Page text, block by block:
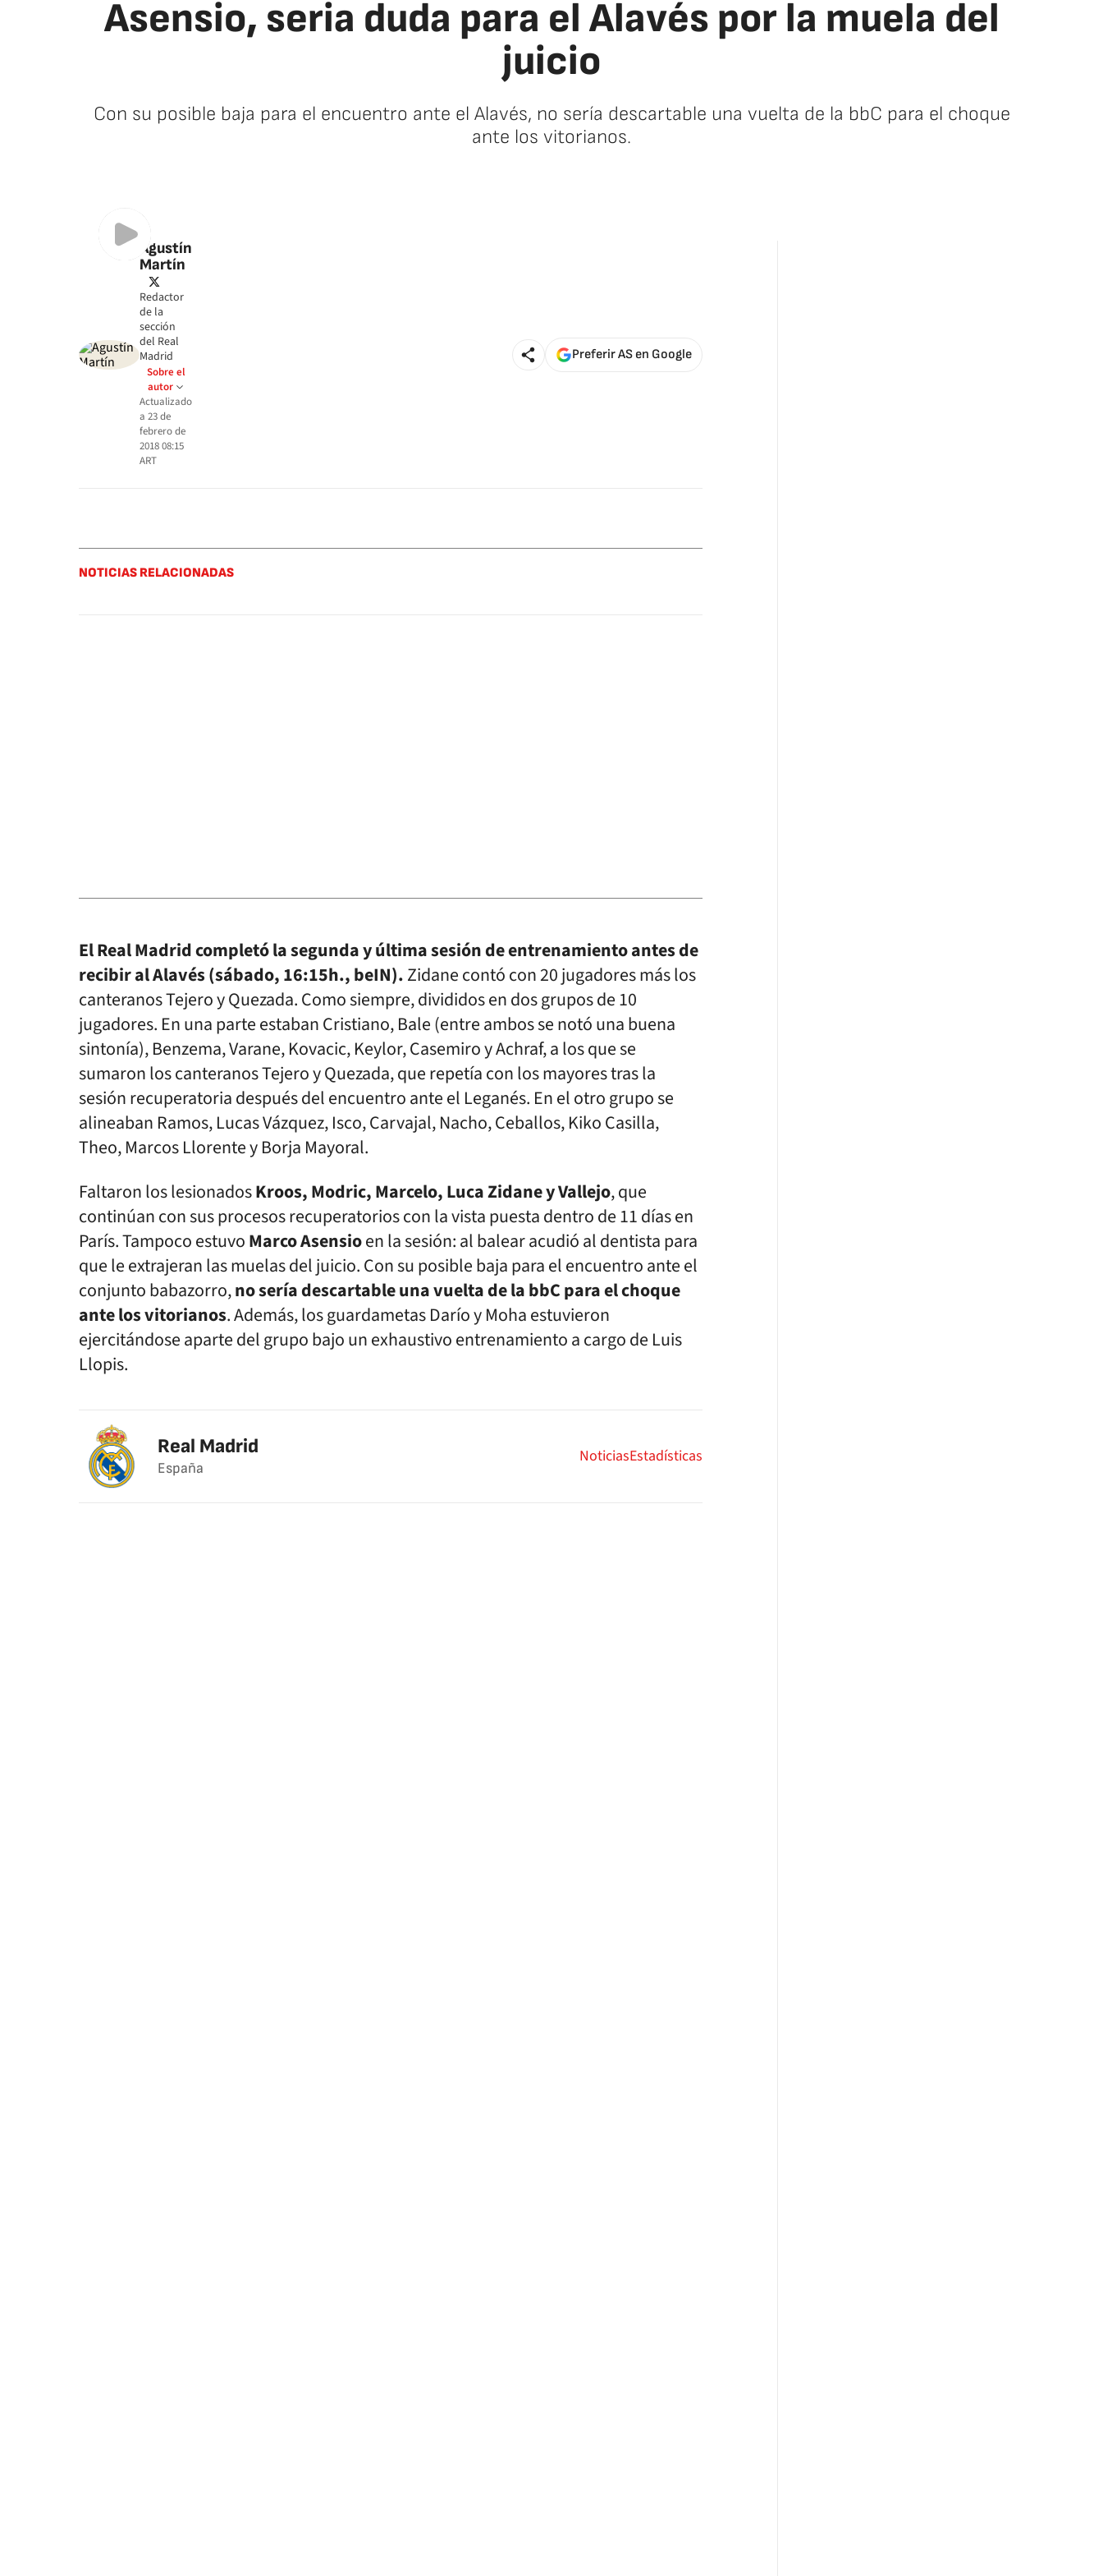
Asensio, seria duda para el Alavés por la muela del
juicio
Con su posible baja para el encuentro ante el Alavés, no sería descartable una vuelta de la bbC para el choque
ante los vitorianos.
Agustín
Martín
twitter
Redactor
de la
sección
del Real
Madrid
Sobre el
autor
Actualizado
a 23 de
febrero de
2018 08:15
ART
Preferir AS en Google
NOTICIAS RELACIONADAS
El Real Madrid completó la segunda y última sesión de entrenamiento antes de
recibir al Alavés (sábado, 16:15h., beIN).Zidane contó con 20 jugadores más los
canteranos Tejero y Quezada. Como siempre, divididos en dos grupos de 10
jugadores. En una parte estaban Cristiano, Bale (entre ambos se notó una buena
sintonía), Benzema, Varane, Kovacic, Keylor, Casemiro y Achraf, a los que se
sumaron los canteranos Tejero y Quezada, que repetía con los mayores tras la
sesión recuperatoria después del encuentro ante el Leganés. En el otro grupo se
alineaban Ramos, Lucas Vázquez, Isco, Carvajal, Nacho, Ceballos, Kiko Casilla,
Theo, Marcos Llorente y Borja Mayoral.
Faltaron los lesionadosKroos, Modric, Marcelo, Luca Zidane y Vallejo, que
continúan con sus procesos recuperatorios con la vista puesta dentro de 11 días en
París. Tampoco estuvoMarco Asensioen la sesión: al balear acudió al dentista para
que le extrajeran las muelas del juicio. Con su posible baja para el encuentro ante el
conjunto babazorro,no sería descartable una vuelta de la bbC para el choque
ante los vitorianos. Además, los guardametas Darío y Moha estuvieron
ejercitándose aparte del grupo bajo un exhaustivo entrenamiento a cargo de Luis
Llopis.
Real Madrid
España
NoticiasEstadísticas